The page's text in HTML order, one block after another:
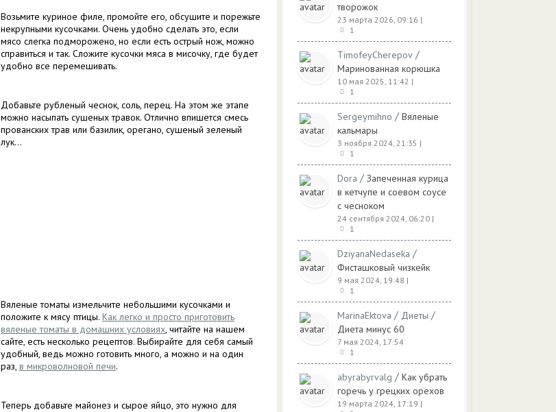
Возьмите куриное филе, промойте его, обсушите и порежьте
некрупными кусочками. Очень удобно сделать это, если
мясо слегка подморожено, но если есть острый нож, можно
справиться и так. Сложите кусочки мяса в мисочку, где будет
удобно все перемешивать.
Добавьте рубленый чеснок, соль, перец. На этом же этапе
можно насыпать сушеных травок. Отлично впишется смесь
прованских трав или базилик, орегано, сушеный зеленый
лук...
Вяленые томаты измельчите небольшими кусочками и
положите к мясу птицы. Как легко и просто приготовить
вяленые томаты в домашних условиях, читайте на нашем
сайте, есть несколько рецептов. Выбирайте для себя самый
удобный, ведь можно готовить много, а можно и на один
раз, в микроволновой печи.
Теперь добавьте майонез и сырое яйцо, это нужно для
творожок
23 марта 2026, 09:16 |
1
TimofeyCherepov /
Маринованная корюшка
10 мая 2025, 11:42 |
1
Sergeymihno / Вяленые
кальмары
3 ноября 2024, 21:35 |
1
Dora / Запеченная курица
в кетчупе и соевом соусе
с чесноком
24 сентября 2024, 06:20 |
1
DziyanaNedaseka /
Фисташковый чизкейк
9 мая 2024, 19:48 |
1
MarinaEktova / Диеты /
Диета минус 60
7 мая 2024, 17:54
1
abyrabyrvalg / Как убрать
горечь у грецких орехов
19 марта 2024, 17:19 |